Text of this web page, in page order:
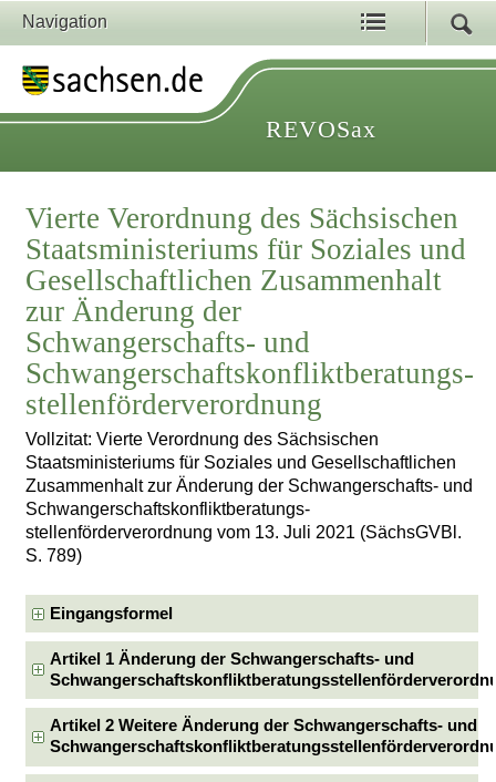
Navigation
REVOSax
Vierte Verordnung des Sächsischen
Staatsministeriums für Soziales und
Gesellschaftlichen Zusammenhalt
zur Änderung der
Schwangerschafts- und
Schwangerschaftskonfliktberatungs­
stellenförderverordnung
Vollzitat: Vierte Verordnung des Sächsischen
Staatsministeriums für Soziales und Gesellschaftlichen
Zusammenhalt zur Änderung der Schwangerschafts- und
Schwangerschaftskonfliktberatungs­
stellenförderverordnung vom 13. Juli 2021 (SächsGVBl.
S. 789)
Eingangsformel
Artikel 1 Änderung der Schwangerschafts- und
Artikel 2 Weitere Änderung der Schwangerschafts- und